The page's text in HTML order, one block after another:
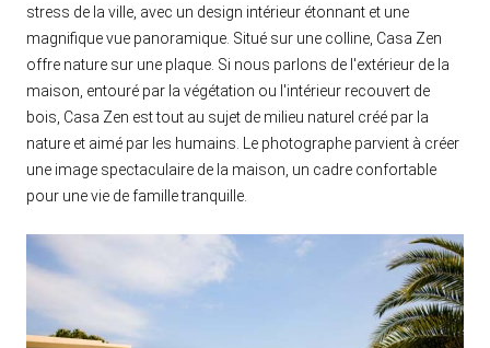
stress de la ville, avec un design intérieur étonnant et une
magnifique vue panoramique. Situé sur une colline, Casa Zen
offre nature sur une plaque. Si nous parlons de l'extérieur de la
maison, entouré par la végétation ou l'intérieur recouvert de
bois, Casa Zen est tout au sujet de milieu naturel créé par la
nature et aimé par les humains. Le photographe parvient à créer
une image spectaculaire de la maison, un cadre confortable
pour une vie de famille tranquille.